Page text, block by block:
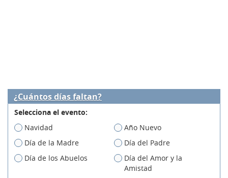
¿Cuántos días faltan?
Selecciona el evento:
Navidad
Año Nuevo
Día de la Madre
Día del Padre
Día de los Abuelos
Día del Amor y la
Amistad